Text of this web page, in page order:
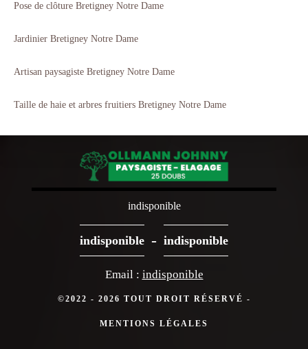
Pose de clôture Bretigney Notre Dame
Jardinier Bretigney Notre Dame
Artisan paysagiste Bretigney Notre Dame
Taille de haie et arbres fruitiers Bretigney Notre Dame
indisponible
indisponible - indisponible
Email : indisponible
©2022 - 2026 TOUT DROIT RÉSERVÉ -
MENTIONS LÉGALES